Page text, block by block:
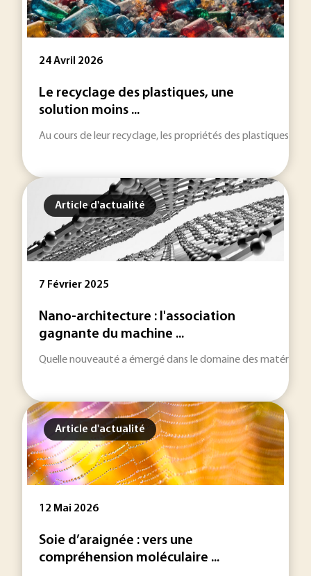
24 Avril 2026
Le recyclage des plastiques, une
solution moins ...
Au cours de leur recyclage, les propriétés des plastiques
Article d'actualité
7 Février 2025
Nano-architecture : l'association
gagnante du machine ...
Quelle nouveauté a émergé dans le domaine des
Article d'actualité
12 Mai 2026
Soie d’araignée : vers une
compréhension moléculaire ...